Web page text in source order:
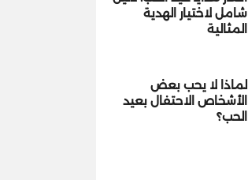
شامل لاختيار الهدية
المثالية
لماذا لا يحب بعض
الأشخاص الاحتفال بعيد
الحب؟